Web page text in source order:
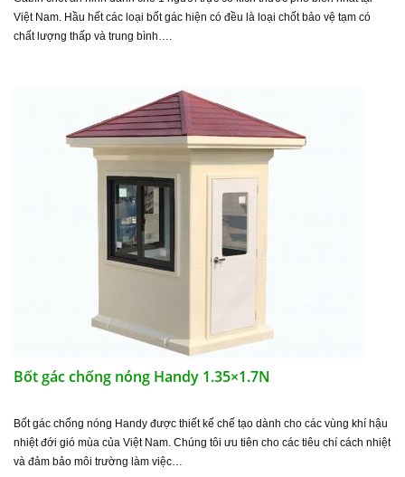
Việt Nam. Hầu hết các loại bốt gác hiện có đều là loại chốt bảo vệ tạm có
chất lượng thấp và trung bình….
Bốt gác chống nóng Handy 1.35×1.7N
Bốt gác chống nóng Handy được thiết kế chế tạo dành cho các vùng khí hậu
nhiệt đới gió mùa của Việt Nam. Chúng tôi ưu tiên cho các tiêu chí cách nhiệt
và đảm bảo môi trường làm việc…